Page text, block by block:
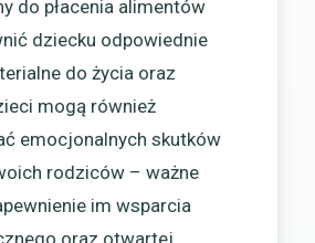
do płacenia alimentów
dziecku odpowiednie
do życia oraz
mogą również
emocjonalnych skutków
rodziców – ważne
im wsparcia